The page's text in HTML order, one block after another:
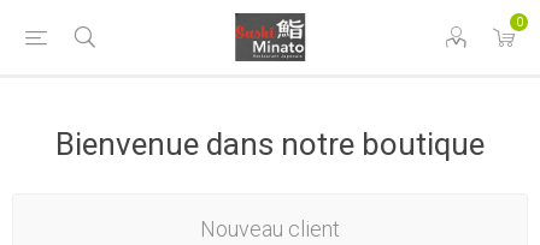
0
Bienvenue dans notre boutique
Nouveau client